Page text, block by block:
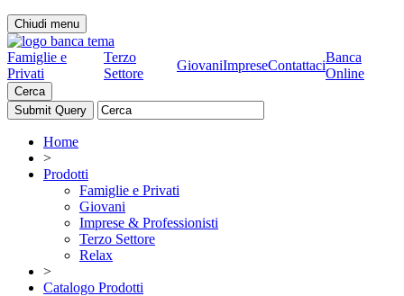
Chiudi menu
Famiglie e
Privati
Terzo
Settore
GiovaniImpreseContattaci
Banca
Online
Cerca
Home
>
Prodotti
Famiglie e Privati
Giovani
Imprese & Professionisti
Terzo Settore
Relax
>
Catalogo Prodotti